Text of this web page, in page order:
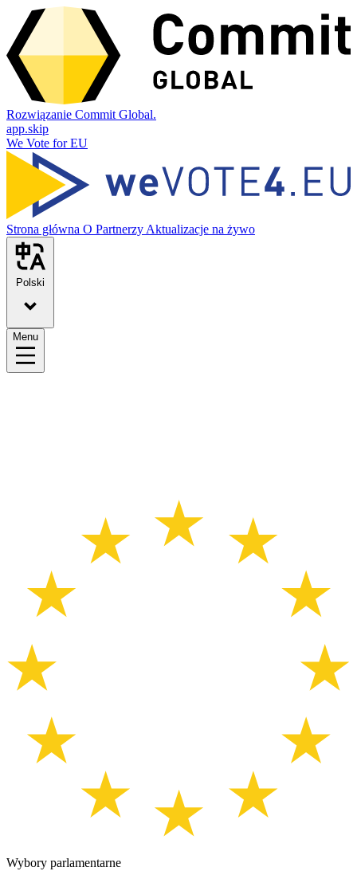
Rozwiązanie Commit Global.
app.skip
We Vote for EU
Strona główna O Partnerzy Aktualizacje na żywo
Polski
Menu
Wybory parlamentarne